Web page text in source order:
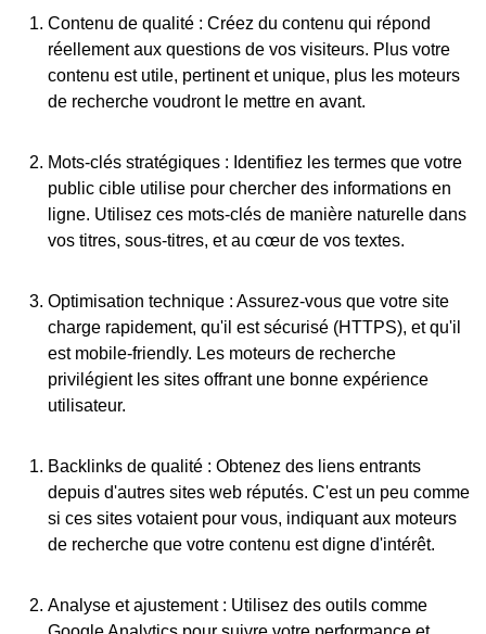
Contenu de qualité : Créez du contenu qui répond
réellement aux questions de vos visiteurs. Plus votre
contenu est utile, pertinent et unique, plus les moteurs
de recherche voudront le mettre en avant.
Mots-clés stratégiques : Identifiez les termes que votre
public cible utilise pour chercher des informations en
ligne. Utilisez ces mots-clés de manière naturelle dans
vos titres, sous-titres, et au cœur de vos textes.
Optimisation technique : Assurez-vous que votre site
charge rapidement, qu'il est sécurisé (HTTPS), et qu'il
est mobile-friendly. Les moteurs de recherche
privilégient les sites offrant une bonne expérience
utilisateur.
Backlinks de qualité : Obtenez des liens entrants
depuis d'autres sites web réputés. C'est un peu comme
si ces sites votaient pour vous, indiquant aux moteurs
de recherche que votre contenu est digne d'intérêt.
Analyse et ajustement: Utilisez des outils comme